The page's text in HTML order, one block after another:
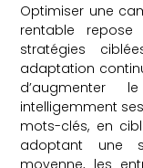
Optimiser une
rentable
stratégies
adaptation
d’augmenter
intelligemment
mots-clés, en
adoptant une
moyenne, les